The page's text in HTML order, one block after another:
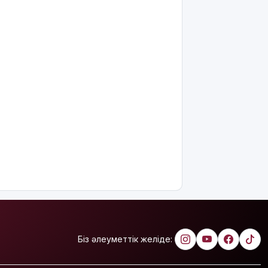
айтқаны
Біз әлеуметтік желіде: